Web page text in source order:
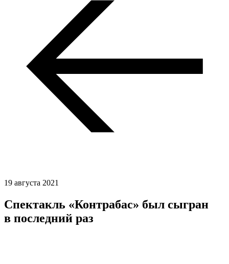
19 августа 2021
Спектакль «Контрабас» был сыгран
в последний раз